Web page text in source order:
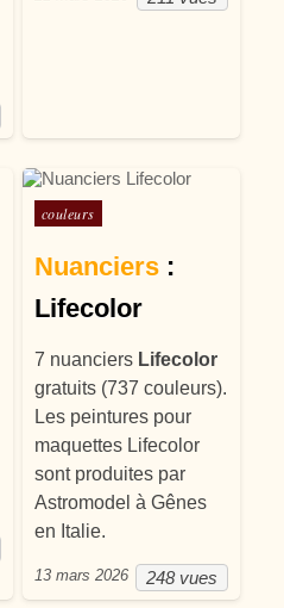
Posté dans
couleurs
Nuanciers:
Lifecolor
7 nuanciers Lifecolor
gratuits (737 couleurs).
Les peintures pour
maquettes Lifecolor
sont produites par
Astromodel à Gênes
en Italie.
248 vues
13 mars 2026